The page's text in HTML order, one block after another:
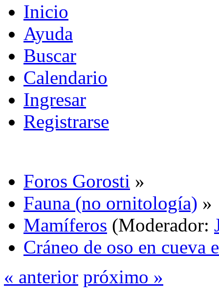
Inicio
Ayuda
Buscar
Calendario
Ingresar
Registrarse
Foros Gorosti »
Fauna (no ornitología) »
Mamíferos (Moderador:
Cráneo de oso en cueva
« anterior próximo »